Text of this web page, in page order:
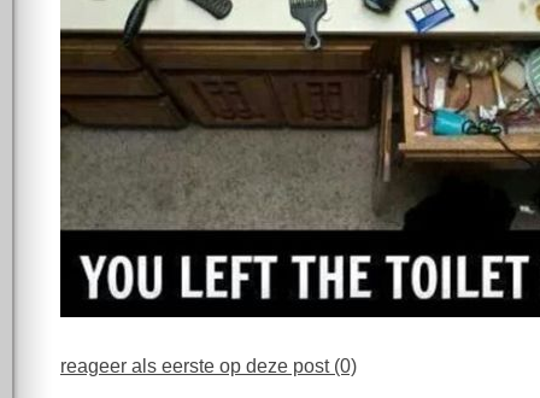
reageer als eerste op deze post (0)